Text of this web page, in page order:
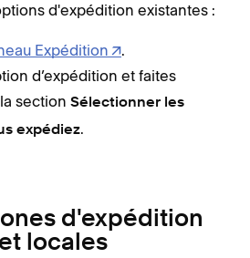
d'expédition existantes :
Expédition
.
d’expédition et faites
section Sélectionner les
expédiez.
d'expédition
locales